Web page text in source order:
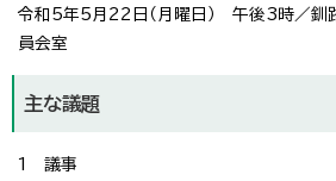
令和5年5月22日（月曜日） 午後3時／
員会室
主な議題
1 議事